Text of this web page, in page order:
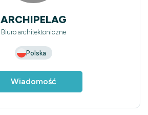
ARCHIPELAG
Biuro architektoniczne
Polska
Wiadomość